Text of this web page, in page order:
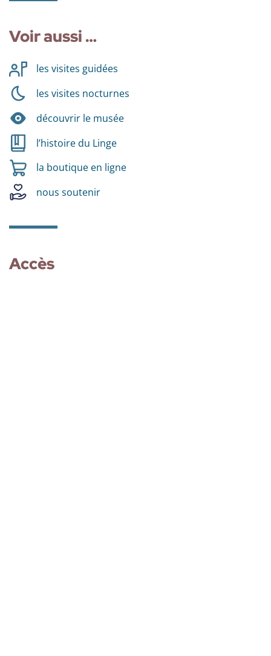
Voir aussi …
les visites guidées
les visites nocturnes
découvrir le musée
l’histoire du Linge
la boutique en ligne
nous soutenir
Accès